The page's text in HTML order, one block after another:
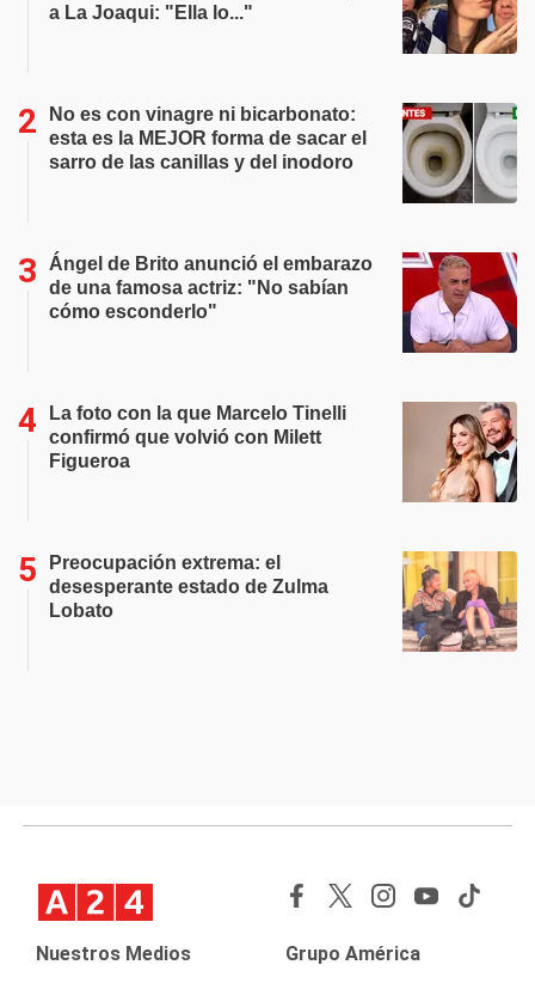
a La Joaqui: "Ella lo..."
No es con vinagre ni bicarbonato:
esta es la MEJOR forma de sacar el
sarro de las canillas y del inodoro
Ángel de Brito anunció el embarazo
de una famosa actriz: "No sabían
cómo esconderlo"
La foto con la que Marcelo Tinelli
confirmó que volvió con Milett
Figueroa
Preocupación extrema: el
desesperante estado de Zulma
Lobato
Nuestros Medios Grupo América